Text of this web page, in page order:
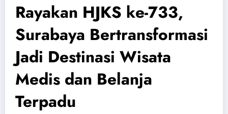
Rayakan HJKS ke-733,
Surabaya Bertransformasi
Jadi Destinasi Wisata
Medis dan Belanja
Terpadu